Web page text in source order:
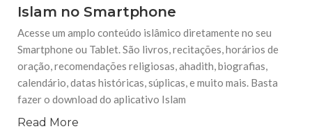
Islam no Smartphone
Acesse um amplo conteúdo islâmico diretamente no seu
Smartphone ou Tablet. São livros, recitações, horários de
oração, recomendações religiosas, ahadith, biografias,
calendário, datas históricas, súplicas, e muito mais. Basta
fazer o download do aplicativo Islam
Read More